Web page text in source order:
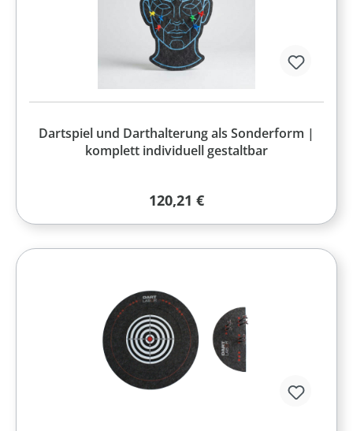
Dartspiel und Darthalterung als Sonderform |
komplett individuell gestaltbar
Regulärer Preis:
120,21 €